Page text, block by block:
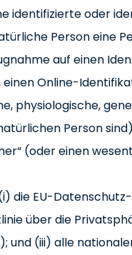
identifizierte oder
Person eine
auf einen
Online-
physiologische,
Person
(oder einen
die EU-
über die
und (iii) alle